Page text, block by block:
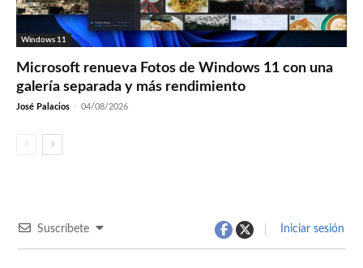
Windows 11
Microsoft renueva Fotos de Windows 11 con una
galería separada y más rendimiento
José Palacios - 04/08/2026
Suscríbete Iniciar sesión